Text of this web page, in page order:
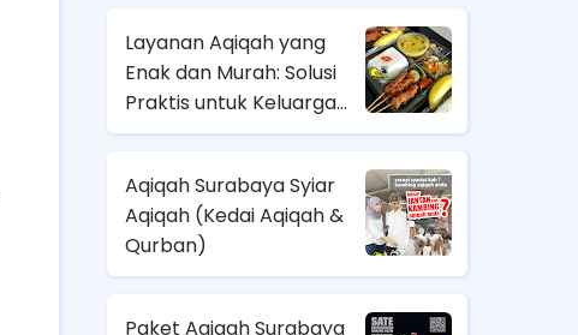
Layanan Aqiqah yang
Enak dan Murah: Solusi
Praktis untuk Keluarga
Modern
Aqiqah Surabaya Syiar
Aqiqah (Kedai Aqiqah &
Qurban)
Paket Aqiqah Surabaya